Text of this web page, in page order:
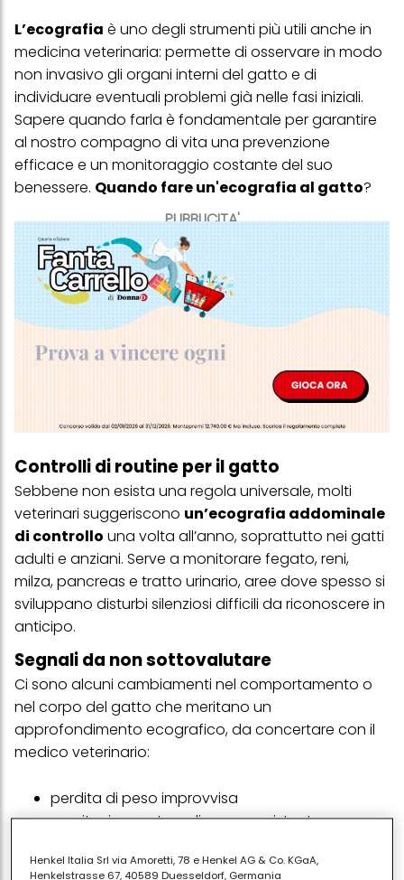
PUBBLICITA'
L’ecografia è uno degli strumenti più utili anche in
medicina veterinaria: permette di osservare in modo
non invasivo gli organi interni del gatto e di
individuare eventuali problemi già nelle fasi iniziali.
Sapere quando farla è fondamentale per garantire
al nostro compagno di vita una prevenzione
efficace e un monitoraggio costante del suo
benessere. Quando fare un'ecografia al gatto?
Controlli di routine per il gatto
Sebbene non esista una regola universale, molti
veterinari suggeriscono un’ecografia addominale
di controllo una volta all’anno, soprattutto nei gatti
adulti e anziani. Serve a monitorare fegato, reni,
milza, pancreas e tratto urinario, aree dove spesso si
sviluppano disturbi silenziosi difficili da riconoscere in
anticipo.
Segnali da non sottovalutare
Ci sono alcuni cambiamenti nel comportamento o
nel corpo del gatto che meritano un
approfondimento ecografico, da concertare con il
medico veterinario:
perdita di peso improvvisa
vomitoricorrente o diarrea persistente
addome gonfio o dolorante
Henkel Italia Srl via Amoretti, 78 e Henkel AG & Co. KGaA,
Henkelstrasse 67, 40589 Duesseldorf, Germania